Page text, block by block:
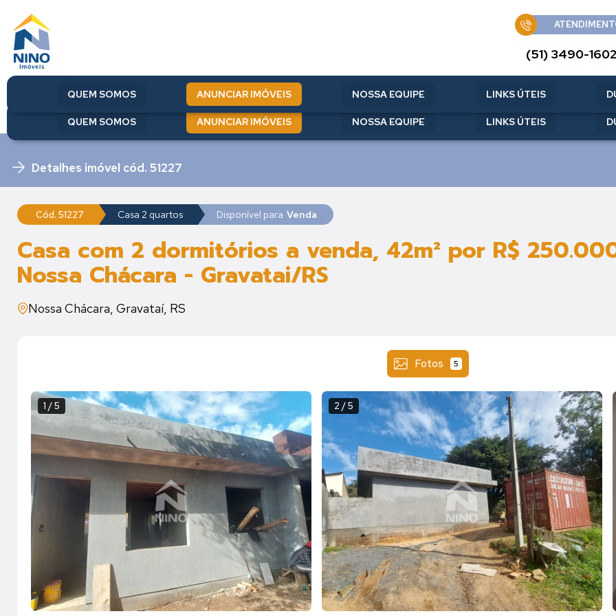
QUEM SOMOS ANUNCIAR IMÓVEIS NOSSA EQUIPE LINKS ÚTEIS
(51) 3490-1602
QUEM SOMOS ANUNCIAR IMÓVEIS NOSSA EQUIPE LINKS ÚTEIS
Detalhes imóvel cód. 51227
Cód. 51227 Casa 2 quartos Disponível para Venda
Casa com 2 dormitórios a venda, 42m² por R$
Nossa Chácara - Gravatai/RS
Nossa Chácara, Gravataí, RS
Fotos 5
1 / 5 2 / 5